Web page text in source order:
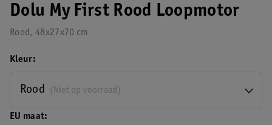
Dolu My First Rood Loopmotor
Rood, 48x27x70 cm
EU maat
Kleur
(Niet op voorraad)
Rood